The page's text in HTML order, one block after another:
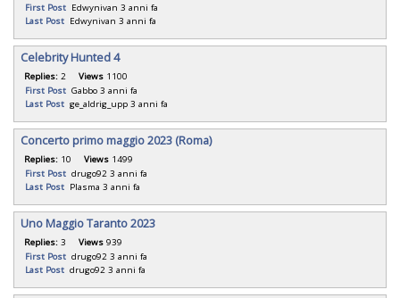
First Post Edwynivan 3 anni fa
Last Post Edwynivan 3 anni fa
Celebrity Hunted 4
Replies: 2 Views 1100
First Post Gabbo 3 anni fa
Last Post ge_aldrig_upp 3 anni fa
Concerto primo maggio 2023 (Roma)
Replies: 10 Views 1499
First Post drugo92 3 anni fa
Last Post Plasma 3 anni fa
Uno Maggio Taranto 2023
Replies: 3 Views 939
First Post drugo92 3 anni fa
Last Post drugo92 3 anni fa